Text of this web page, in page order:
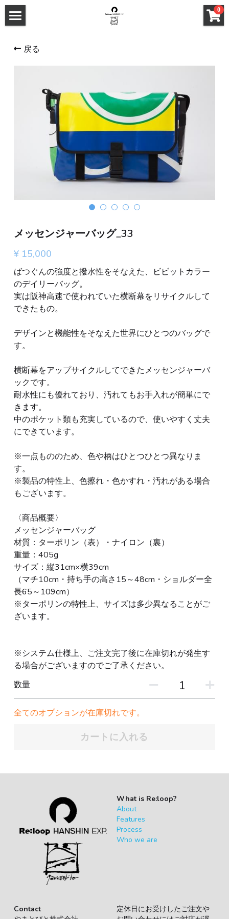
0
FEATURES
PROCESS
STORE
GALLERY
商品一覧
戻る
メッセンジャーバッグ_33
¥ 15,000
ばつぐんの強度と撥水性をそなえた、ビビットカラー
のデイリーバッグ。
実は阪神高速で使われていた横断幕をリサイクルして
できたもの。
デザインと機能性をそなえた世界にひとつのバッグで
す。
横断幕をアップサイクルしてできたメッセンジャーバ
ックです。
耐水性にも優れており、汚れてもお手入れが簡単にで
きます。
中のポケット類も充実しているので、使いやすく丈夫
にできています。
※一点もののため、色や柄はひとつひとつ異なりま
す。
※製品の特性上、色擦れ・色かすれ・汚れがある場合
もございます。
〈商品概要〉
メッセンジャーバッグ
材質：ターポリン（表）・ナイロン（裏）
重量：405g
サイズ：縦31cm×横39cm
（マチ10cm・持ち手の高さ15～48cm・ショルダー全
長65～109cm）
※ターポリンの特性上、サイズは多少異なることがご
ざいます。
※システム仕様上、ご注文完了後に在庫切れが発生す
る場合がございますのでご了承ください。
数量
全てのオプションが在庫切れです。
カートに入れる
What is Re:loop?
About
Features
Process
Who we are
Contact
定休日にお受けしたご注文や
×
ストアカテゴリー
すべてのカテゴリー